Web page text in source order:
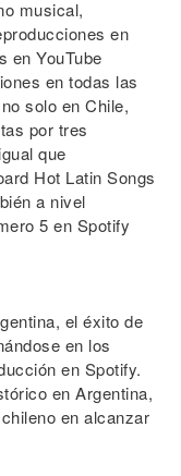
musical,
en
en YouTube
en todas las
solo en Chile,
por tres
que
Hot Latin Songs
a nivel
5 en Spotify
el éxito de
en los
en Spotify.
en Argentina,
en alcanzar